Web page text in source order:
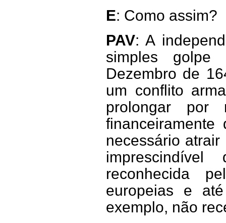
E: Como assim?
PAV: A
simples golpe
Dezembro de
um conflito
prolongar por
necessário
reconhecida
europeias e
exemplo, não